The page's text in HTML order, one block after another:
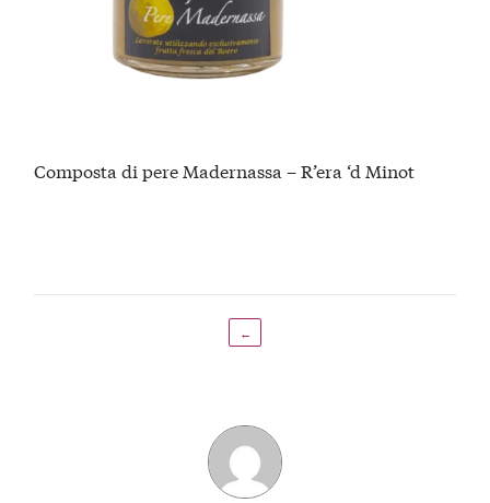
Composta di pere Madernassa – R’era ‘d Minot
←